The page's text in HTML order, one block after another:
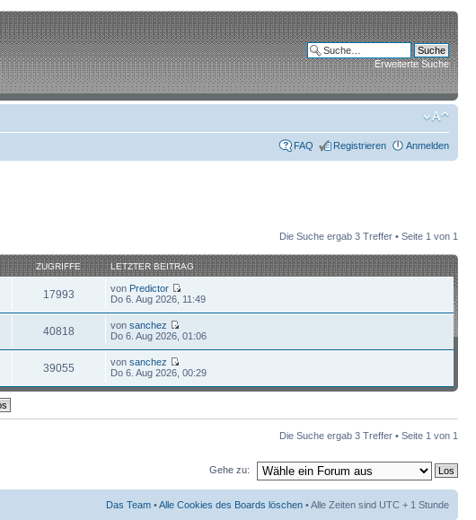
Erweiterte Suche
FAQ Registrieren Anmelden
Die Suche ergab 3 Treffer • Seite 1 von 1
ZUGRIFFE LETZTER BEITRAG
17993 von Predictor
Do 6. Aug 2026, 11:49
40818 vonsanchez
Do 6. Aug 2026, 01:06
39055 vonsanchez
Do 6. Aug 2026, 00:29
Die Suche ergab 3 Treffer • Seite 1 von 1
Gehe zu:
Das Team •Alle Cookies des Boards löschen • Alle Zeiten sind UTC + 1 Stunde